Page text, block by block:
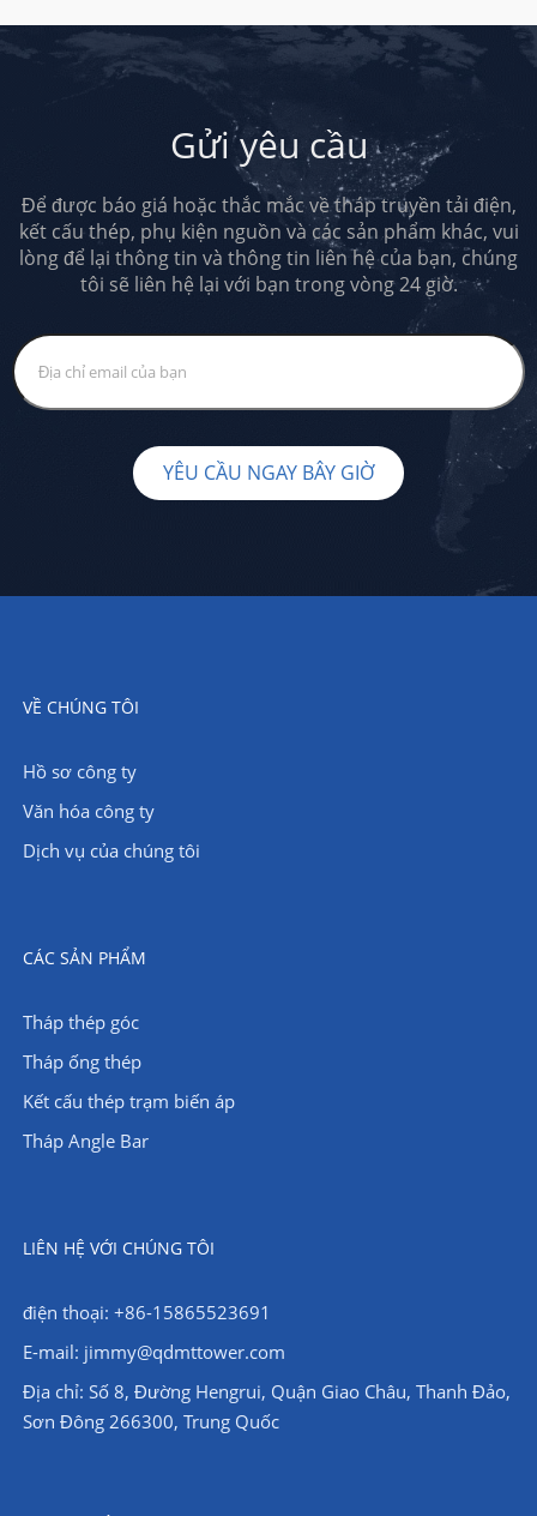
Gửi yêu cầu
Để được báo giá hoặc thắc mắc về tháp truyền tải điện,
kết cấu thép, phụ kiện nguồn và các sản phẩm khác, vui
lòng để lại thông tin và thông tin liên hệ của bạn, chúng
tôi sẽ liên hệ lại với bạn trong vòng 24 giờ.
YÊU CẦU NGAY BÂY GIỜ
VỀ CHÚNG TÔI
Hồ sơ công ty
Văn hóa công ty
Dịch vụ của chúng tôi
CÁC SẢN PHẨM
Tháp thép góc
Tháp ống thép
Kết cấu thép trạm biến áp
Tháp Angle Bar
LIÊN HỆ VỚI CHÚNG TÔI
điện thoại: +86-15865523691
E-mail: jimmy@qdmttower.com
Địa chỉ: Số 8, Đường Hengrui, Quận Giao Châu, Thanh Đảo,
Sơn Đông 266300, Trung Quốc